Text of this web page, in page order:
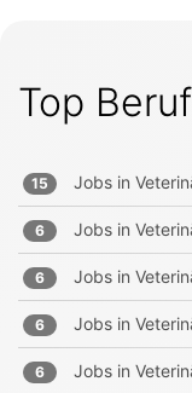
Top
15 Jobs in
6 Jobs in
6 Jobs in
6 Jobs in
6 Jobs in